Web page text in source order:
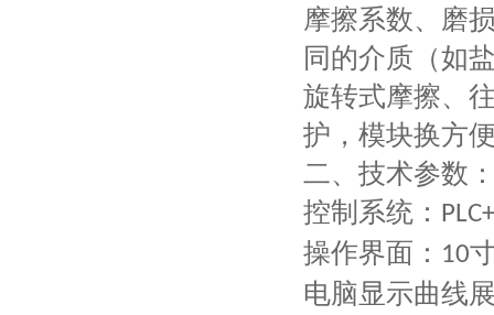
摩擦系数、磨
同的介质（如
旋转式摩擦、
护，模块换方
二、技术参数
控制系统：
操作界面： 10
电脑显示曲线